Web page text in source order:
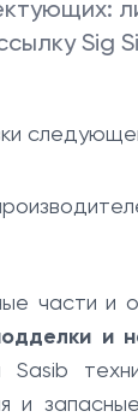
Sig
части и
и
Sasib
и